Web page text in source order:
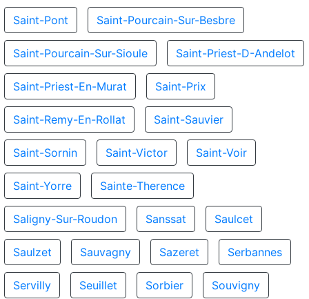
Saint-Pont Saint-Pourcain-Sur-Besbre
Saint-Pourcain-Sur-Sioule Saint-Priest-D-Andelot
Saint-Priest-En-Murat Saint-Prix
Saint-Remy-En-Rollat Saint-Sauvier
Saint-Sornin Saint-Victor Saint-Voir
Saint-Yorre Sainte-Therence
Saligny-Sur-Roudon Sanssat Saulcet
Saulzet Sauvagny Sazeret Serbannes
Servilly Seuillet Sorbier Souvigny